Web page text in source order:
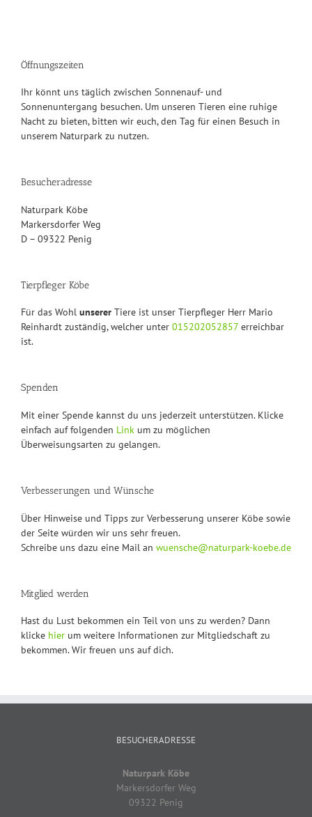
Öffnungszeiten
Ihr könnt uns täglich zwischen Sonnenauf- und
Sonnenuntergang besuchen. Um unseren Tieren eine ruhige
Nacht zu bieten, bitten wir euch, den Tag für einen Besuch in
unserem Naturpark zu nutzen.
Besucheradresse
Naturpark Köbe
Markersdorfer Weg
D – 09322 Penig
Tierpfleger Köbe
Für das Wohl unserer Tiere ist unser Tierpfleger Herr Mario
Reinhardt zuständig, welcher unter 015202052857 erreichbar
ist.
Spenden
Mit einer Spende kannst du uns jederzeit unterstützen. Klicke
einfach auf folgenden Link um zu möglichen
Überweisungsarten zu gelangen.
Verbesserungen und Wünsche
Über Hinweise und Tipps zur Verbesserung unserer Köbe sowie
der Seite würden wir uns sehr freuen.
Schreibe uns dazu eine Mail an wuensche@naturpark-koebe.de
Mitglied werden
Hast du Lust bekommen ein Teil von uns zu werden? Dann
klicke hier um weitere Informationen zur Mitgliedschaft zu
bekommen. Wir freuen uns auf dich.
BESUCHERADRESSE
Naturpark Köbe
Markersdorfer Weg
09322 Penig